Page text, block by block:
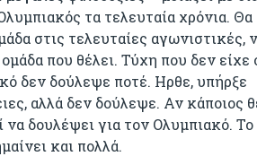
τα τελευταία χρόνια. Θα
στις τελευταίες αγωνιστικές,
που θέλει. Τύχη που δεν είχε
δεν δούλεψε ποτέ. Ηρθε, υπήρξε
αλλά δεν δούλεψε. Αν κάποιος
δουλέψει για τον Ολυμπιακό. Το
και πολλά.